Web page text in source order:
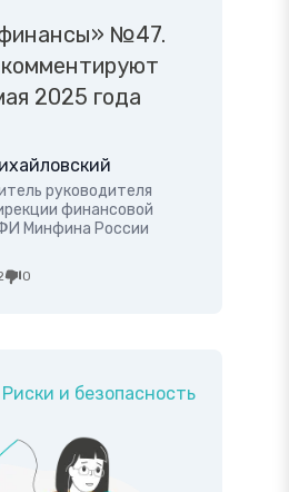
№47.
2025 года
руководителя
финансовой
Минфина России
0
Риски и безопасность